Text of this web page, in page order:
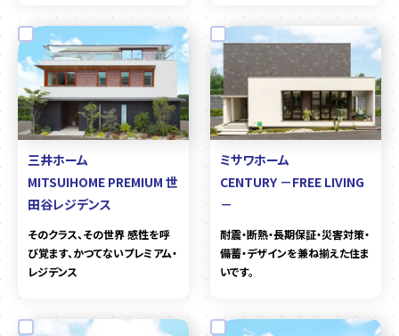
三井ホーム
MITSUIHOME PREMIUM 世
田谷レジデンス
そのクラス、その世界 感性を呼
び覚ます、かつてないプレミアム・
レジデンス
ミサワホーム
CENTURY －FREE LIVING
－
耐震・断熱・長期保証・災害対策・
備蓄・デザインを兼ね揃えた住ま
いです。